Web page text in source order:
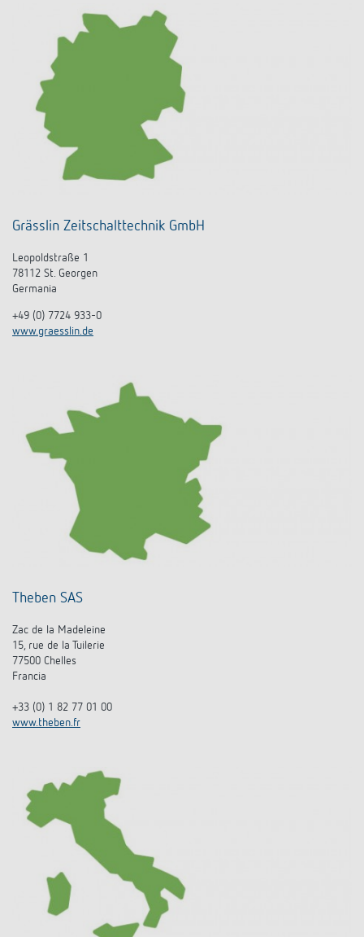
Grässlin Zeitschalttechnik GmbH
Leopoldstraße 1
78112 St. Georgen
Germania
+49 (0) 7724 933-0
www.graesslin.de
Theben SAS
Zac de la Madeleine
15, rue de la Tuilerie
77500 Chelles
Francia
+33 (0) 1 82 77 01 00
www.theben.fr